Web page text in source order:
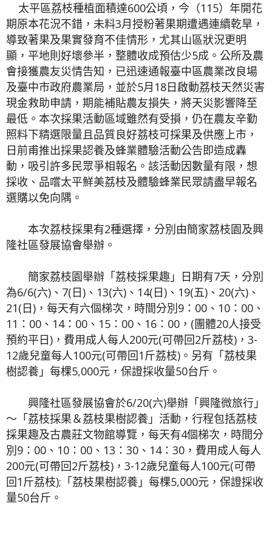
太平區荔枝種植面積達600公頃，今（115）年開花
期原本花況不錯，未料3月授粉著果期遭遇連續乾旱，
導致著果及果實發育不佳情形，尤其山區狀況更明
顯，平地則好壞參半，整體收成預估少5成。公所及農
會接獲農友災情告知，已迅速通報臺中區農業改良場
及臺中市政府農業局，並於5月18日啟動荔枝天然災害
現金救助申請，期能補貼農友損失，將天災影響降至
最低。本次採果活動區域雖然有受損，仍在農友辛勤
照料下精選限量且品質良好荔枝可採果及供應上市，
日前甫推出採果認養及蜂業體驗活動公告即造成轟
動，吸引許多民眾爭相報名。該活動因數量有限，想
採收、品嚐太平鮮美荔枝及體驗蜂業民眾請盡早報名
選購以免向隅。
本次荔枝採果有2種選擇，分別由簡家荔枝園及興
隆社區發展協會舉辦。
簡家荔枝園舉辦「荔枝採果趣」日期有7天，分別
為6/6(六)、7(日)、13(六)、14(日)、19(五)、20(六)、
21(日)，每天有六個梯次，時間分別9：00、10：00、
11：00、14：00、15：00、16：00，(團體20人接受
預約平日)，費用成人每人200元(可帶回2斤荔枝)，3-
12歲兒童每人100元(可帶回1斤荔枝)。另有「荔枝果
樹認養」每棵5,000元，保證採收量50台斤。
興隆社區發展協會於6/20(六)舉辦「興隆微旅行」
～「荔枝採果＆荔枝果樹認養」活動，行程包括荔枝
採果趣及古農莊文物館導覽，每天有4個梯次，時間分
別9：00、10：00、13：30、14：30，費用成人每人
200元(可帶回2斤荔枝)，3-12歲兒童每人100元(可帶
回1斤荔枝);「荔枝果樹認養」每棵5,000元，保證採收
量50台斤。